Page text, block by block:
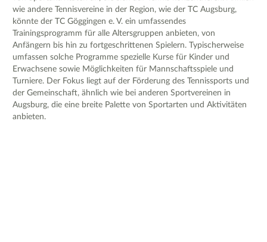
wie andere Tennisvereine in der Region, wie der TC Augsburg,
könnte der TC Göggingen e. V. ein umfassendes
Trainingsprogramm für alle Altersgruppen anbieten, von
Anfängern bis hin zu fortgeschrittenen Spielern. Typischerweise
umfassen solche Programme spezielle Kurse für Kinder und
Erwachsene sowie Möglichkeiten für Mannschaftsspiele und
Turniere. Der Fokus liegt auf der Förderung des Tennissports und
der Gemeinschaft, ähnlich wie bei anderen Sportvereinen in
Augsburg, die eine breite Palette von Sportarten und Aktivitäten
anbieten.